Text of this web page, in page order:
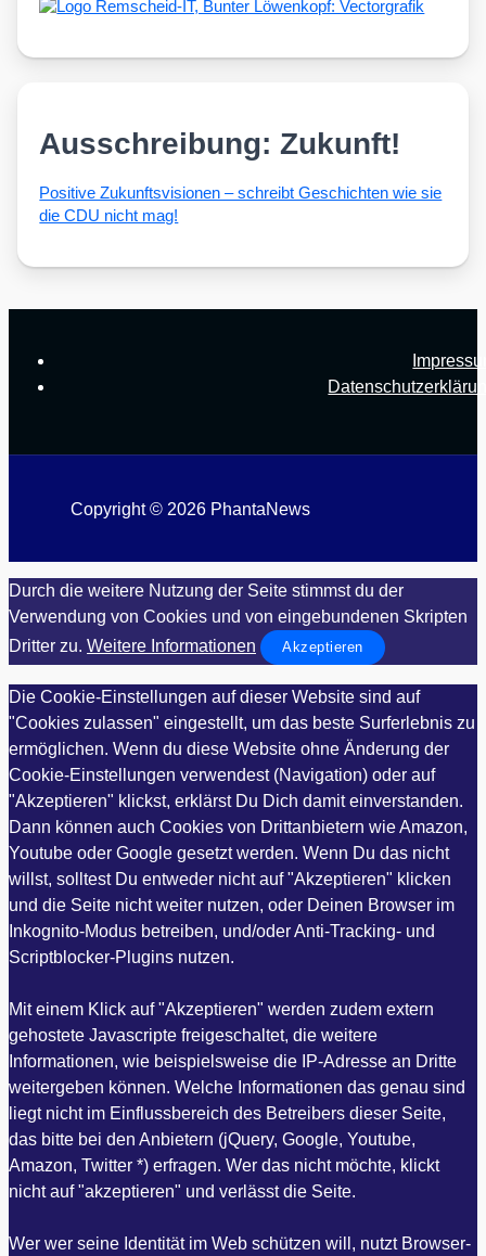
Ausschreibung: Zukunft!
Posi­ti­ve Zukunfts­vi­sio­nen – schreibt Geschich­ten wie sie
die CDU nicht mag!
Copyright © 2026 PhantaNews
Durch die weitere Nutzung der Seite stimmst du der
Verwendung von Cookies und von eingebundenen Skripten
Dritter zu. Weitere Informationen Akzeptieren
Die Cookie-Einstellungen auf dieser Website sind auf
"Cookies zulassen" eingestellt, um das beste Surferlebnis zu
ermöglichen. Wenn du diese Website ohne Änderung der
Cookie-Einstellungen verwendest (Navigation) oder auf
"Akzeptieren" klickst, erklärst Du Dich damit einverstanden.
Dann können auch Cookies von Drittanbietern wie Amazon,
Youtube oder Google gesetzt werden. Wenn Du das nicht
willst, solltest Du entweder nicht auf "Akzeptieren" klicken
und die Seite nicht weiter nutzen, oder Deinen Browser im
Inkognito-Modus betreiben, und/oder Anti-Tracking- und
Scriptblocker-Plugins nutzen.
Mit einem Klick auf "Akzeptieren" werden zudem extern
gehostete Javascripte freigeschaltet, die weitere
Informationen, wie beispielsweise die IP-Adresse an Dritte
weitergeben können. Welche Informationen das genau sind
liegt nicht im Einflussbereich des Betreibers dieser Seite,
das bitte bei den Anbietern (jQuery, Google, Youtube,
Amazon, Twitter *) erfragen. Wer das nicht möchte, klickt
nicht auf "akzeptieren" und verlässt die Seite.
Wer wer seine Identität im Web schützen will, nutzt Browser-